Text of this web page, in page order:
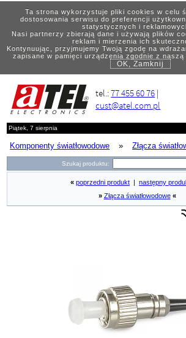
Ta strona wykorzystuje pliki cookies w celu
dostosowania serwisu do preferencji
statystycznych i
Nasi partnerzy zbierają dane i używają plików
reklam i mierzenia ich
Kontynuując, przyjmujemy Twoją zgodę na
zapisane w pamięci urządzenia zgodnie z naszą
OK, Zamknij
tel.:77 455 60 76 |
cust@atel.com.pl
Piątek, 7 sierpnia
Komponenty światłowodowe » Złącza
Szukaj produktu:
« poprzedni produkt następny
» Złącza światłowodowe «